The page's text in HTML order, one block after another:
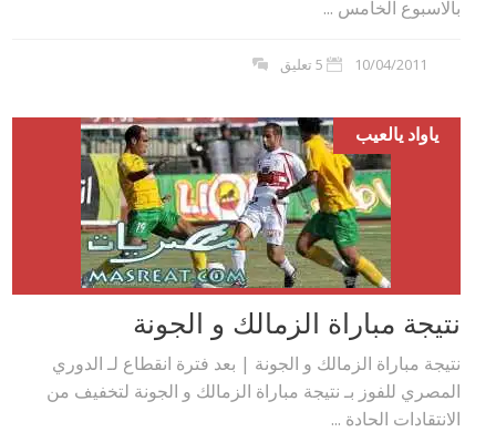
بالاسبوع الخامس ...
10/04/2011 5 تعليق
ياواد يالعيب
نتيجة مباراة الزمالك و الجونة
نتيجة مباراة الزمالك و الجونة | بعد فترة انقطاع لـ الدوري
المصري للفوز بـ نتيجة مباراة الزمالك و الجونة لتخفيف من
الانتقادات الحادة ...